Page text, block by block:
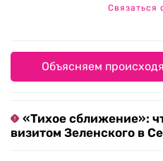
Связаться
Объясняем
«Тихое сближение»:
визитом Зеленского в